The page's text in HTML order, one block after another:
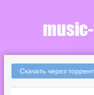
Скачать через торрент